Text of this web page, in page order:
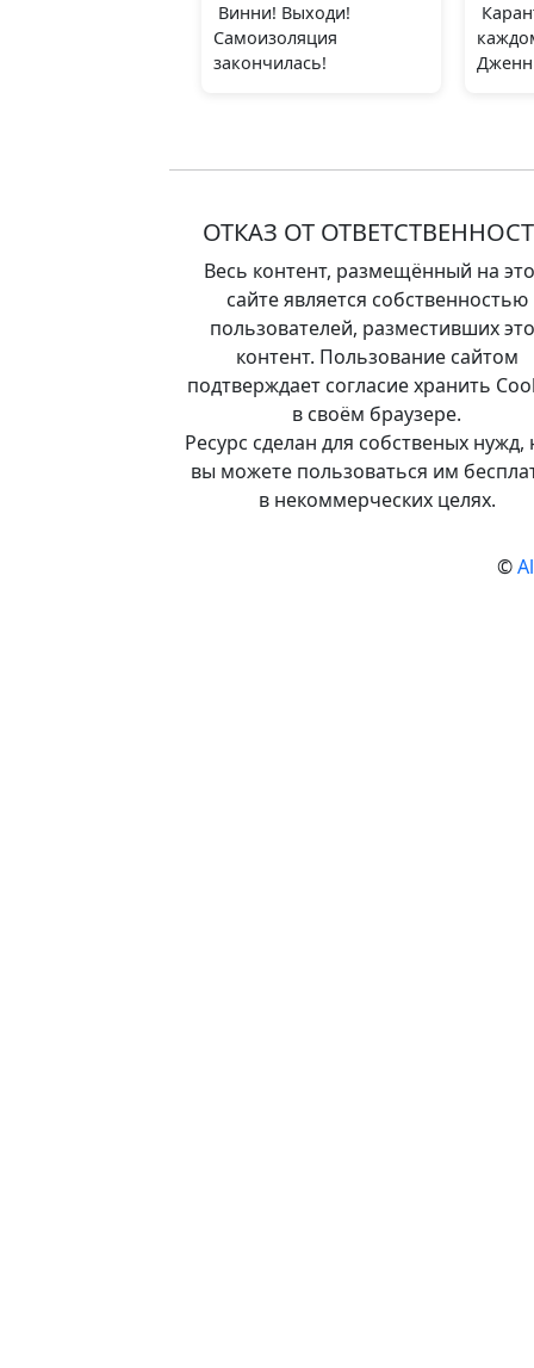
Винни! Выходи!
Самоизоляция
закончилась!
ОТКАЗ ОТ
Весь контент, размещённый на
сайте является собственностью
пользователей, разместивших
контент. Пользование сайтом
подтверждает согласие хранить
в своём браузере.
Ресурс сделан для собственых нужд,
вы можете пользоваться им
в некоммерческих целях.
©